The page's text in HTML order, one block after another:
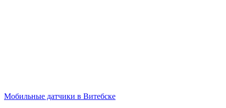
Мобильные датчики в Витебске